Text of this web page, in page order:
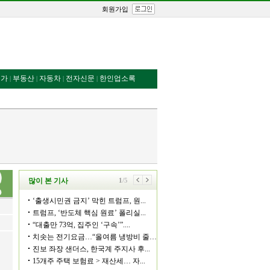
회원가입
| 부동산 | 자동차 | 전자신문 | 한인업소록